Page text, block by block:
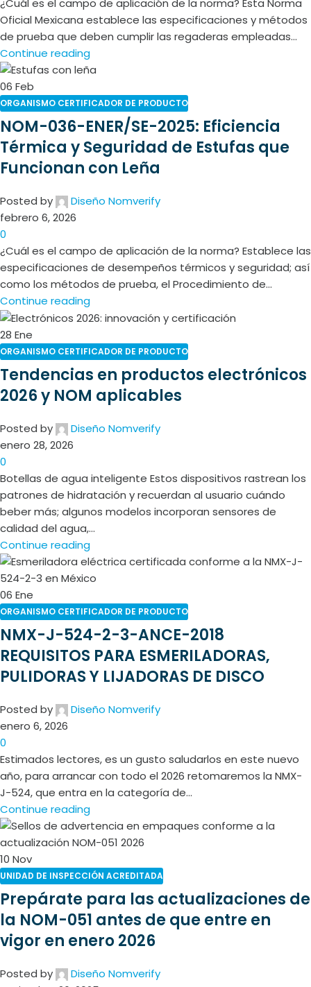
Oficial Mexicana establece las especificaciones y métodos
de prueba que deben cumplir las regaderas empleadas...
Continue reading
06 Feb
ORGANISMO CERTIFICADOR DE PRODUCTO
NOM-036-ENER/SE-2025: Eficiencia
Térmica y Seguridad de Estufas que
Funcionan con Leña
Posted by
Diseño Nomverify
febrero 6, 2026
0
¿Cuál es el campo de aplicación de la norma? Establece las
especificaciones de desempeños térmicos y seguridad; así
como los métodos de prueba, el Procedimiento de...
Continue reading
28 Ene
ORGANISMO CERTIFICADOR DE PRODUCTO
Tendencias en productos electrónicos
2026 y NOM aplicables
Posted by
Diseño Nomverify
enero 28, 2026
0
Botellas de agua inteligente Estos dispositivos rastrean los
patrones de hidratación y recuerdan al usuario cuándo
beber más; algunos modelos incorporan sensores de
calidad del agua,...
Continue reading
06 Ene
ORGANISMO CERTIFICADOR DE PRODUCTO
NMX-J-524-2-3-ANCE-2018
REQUISITOS PARA ESMERILADORAS,
PULIDORAS Y LIJADORAS DE DISCO
Posted by
Diseño Nomverify
enero 6, 2026
0
Estimados lectores, es un gusto saludarlos en este nuevo
año, para arrancar con todo el 2026 retomaremos la NMX-
J-524, que entra en la categoría de...
Continue reading
10 Nov
UNIDAD DE INSPECCIÓN ACREDITADA
Prepárate para las actualizaciones de
la NOM-051 antes de que entre en
vigor en enero 2026
Posted by
Diseño Nomverify